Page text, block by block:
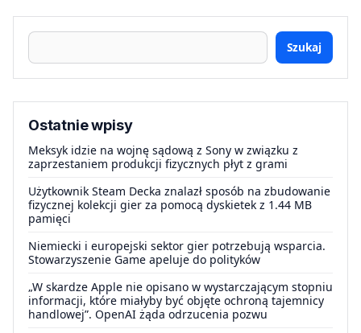
Szukaj
Ostatnie wpisy
Meksyk idzie na wojnę sądową z Sony w związku z
zaprzestaniem produkcji fizycznych płyt z grami
Użytkownik Steam Decka znalazł sposób na zbudowanie
fizycznej kolekcji gier za pomocą dyskietek z 1.44 MB
pamięci
Niemiecki i europejski sektor gier potrzebują wsparcia.
Stowarzyszenie Game apeluje do polityków
„W skardze Apple nie opisano w wystarczającym stopniu
informacji, które miałyby być objęte ochroną tajemnicy
handlowej”. OpenAI żąda odrzucenia pozwu